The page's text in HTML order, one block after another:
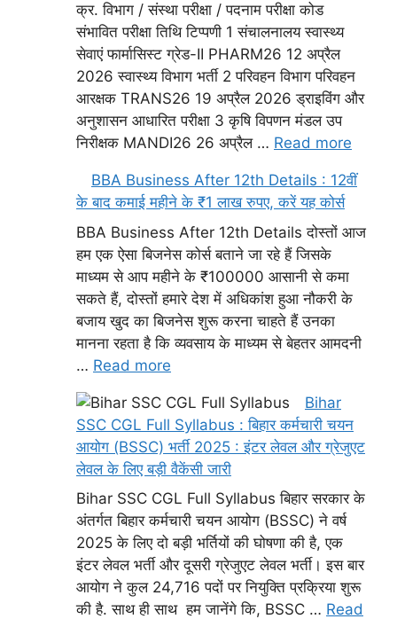
क्र. विभाग / संस्था परीक्षा / पदनाम परीक्षा कोड
संभावित परीक्षा तिथि टिप्पणी 1 संचालनालय स्वास्थ्य
सेवाएं फार्मासिस्ट ग्रेड-II PHARM26 12 अप्रैल
2026 स्वास्थ्य विभाग भर्ती 2 परिवहन विभाग परिवहन
आरक्षक TRANS26 19 अप्रैल 2026 ड्राइविंग और
अनुशासन आधारित परीक्षा 3 कृषि विपणन मंडल उप
निरीक्षक MANDI26 26 अप्रैल … Read more
BBA Business After 12th Details : 12वीं
के बाद कमाई महीने के ₹1 लाख रुपए, करें यह कोर्स
BBA Business After 12th Details दोस्तों आज
हम एक ऐसा बिजनेस कोर्स बताने जा रहे हैं जिसके
माध्यम से आप महीने के ₹100000 आसानी से कमा
सकते हैं, दोस्तों हमारे देश में अधिकांश हुआ नौकरी के
बजाय खुद का बिजनेस शुरू करना चाहते हैं उनका
मानना रहता है कि व्यवसाय के माध्यम से बेहतर आमदनी
… Read more
Bihar
SSC CGL Full Syllabus : बिहार कर्मचारी चयन
आयोग (BSSC) भर्ती 2025 : इंटर लेवल और ग्रेजुएट
लेवल के लिए बड़ी वैकेंसी जारी
Bihar SSC CGL Full Syllabus बिहार सरकार के
अंतर्गत बिहार कर्मचारी चयन आयोग (BSSC) ने वर्ष
2025 के लिए दो बड़ी भर्तियों की घोषणा की है, एक
इंटर लेवल भर्ती और दूसरी ग्रेजुएट लेवल भर्ती। इस बार
आयोग ने कुल 24,716 पदों पर नियुक्ति प्रक्रिया शुरू
की है. साथ ही साथ हम जानेंगे कि, BSSC … Read